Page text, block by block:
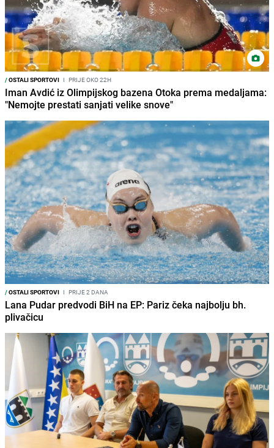
/OSTALI SPORTOVI I PRIJE OKO 22H
Iman Avdić iz Olimpijskog bazena Otoka prema medaljama:
"Nemojte prestati sanjati velike snove"
/OSTALI SPORTOVI I PRIJE 2 DANA
Lana Pudar predvodi BiH na EP: Pariz čeka najbolju bh.
plivačicu